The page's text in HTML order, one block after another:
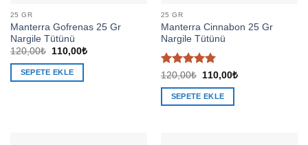
25 GR
Manterra Gofrenas 25 Gr
Nargile Tütünü
120,00₺
Orijinal
120,00₺.
110,00₺Şu
SEPETE EKLE
25 GR
Manterra Cinnabon 25 Gr
Nargile Tütünü
5 üzerinden
5oy aldı
120,00₺
Orijinal
120,00₺.
110,00₺Şu
SEPETE EKLE